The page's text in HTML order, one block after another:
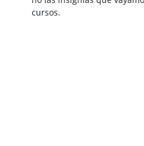
cursos.